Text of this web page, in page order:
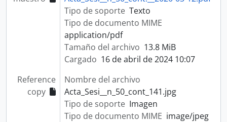
Tipo de soporte Texto
Tipo de documento MIME
application/pdf
Tamaño del archivo 13.8 MiB
Cargado 16 de abril de 2024 10:07
Reference
copy
Nombre del archivo
Acta_Sesi__n_50_cont_141.jpg
Tipo de soporte Imagen
Tipo de documento MIME image/jpeg